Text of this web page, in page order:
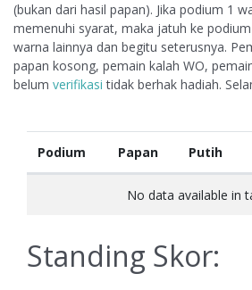
(bukan dari hasil papan). Jika podium 1
memenuhi syarat, maka jatuh ke
warna lainnya dan begitu seterusnya.
papan kosong, pemain kalah WO,
belum verifikasi tidak berhak hadiah.
Podium Papan Putih
No data available in
Standing Skor: